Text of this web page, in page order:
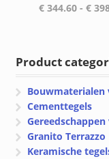
€344.60 - €
Product
Bouwmaterialen
Cementtegels
Granito Terrazzo
Keramische